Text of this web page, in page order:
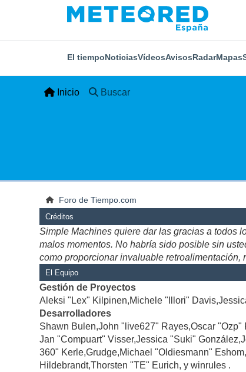
El tiempoNoticiasVídeosAvisosRadarMapas
Inicio Buscar
Foro de Tiempo.com
Créditos
Simple Machines quiere dar las gracias a todos
malos momentos. No habría sido posible sin
como proporcionar invaluable retroalimentación,
El Equipo
Gestión de Proyectos
Aleksi "Lex" Kilpinen,Michele "Illori"
Desarrolladores
Shawn Bulen,John "live627" Rayes,Oscar
Jan "Compuart" Visser,Jessica "Suki"
360" Kerle,Grudge,Michael "Oldiesmann"
Hildebrandt,Thorsten "TE" Eurich, y winrules .